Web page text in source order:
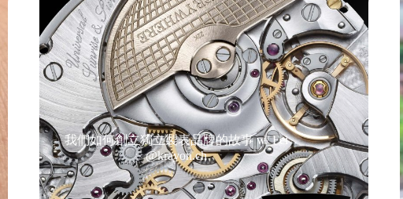
我們如何創立獨立製表品牌的故事 w/ Fei
@krayon.ch